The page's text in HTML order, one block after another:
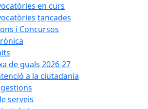
en curs
tancades
i Concursos
de guals 2026-27
a la ciutadania
serveis